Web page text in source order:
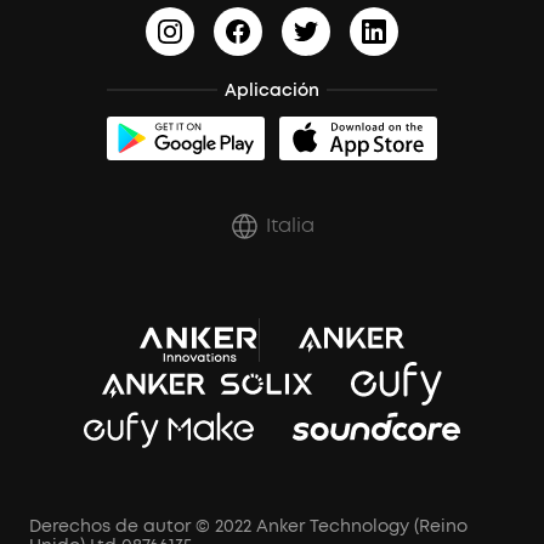
Aplicación
Italia
Derechos de autor © 2022 Anker Technology (Reino